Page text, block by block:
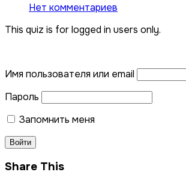
Нет комментариев
This quiz is for logged in users only.
Имя пользователя или email
Пароль
Запомнить меня
Share This